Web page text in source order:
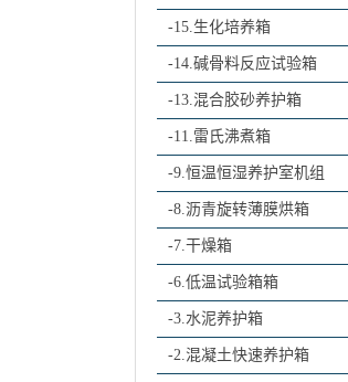
-15.生化培养箱
-14.碱骨料反应试验箱
-13.混合胶砂养护箱
-11.雷氏沸煮箱
-9.恒温恒湿养护室机组
-8.沥青旋转薄膜烘箱
-7.干燥箱
-6.低温试验箱箱
-3.水泥养护箱
-2.混凝土快速养护箱